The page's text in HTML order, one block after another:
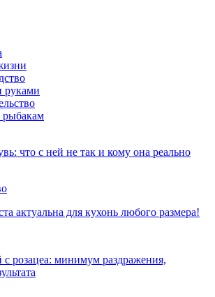
руками
что с ней не так и кому она реально
актуальна для кухонь любого размера!
с розацеа: минимум раздражения,